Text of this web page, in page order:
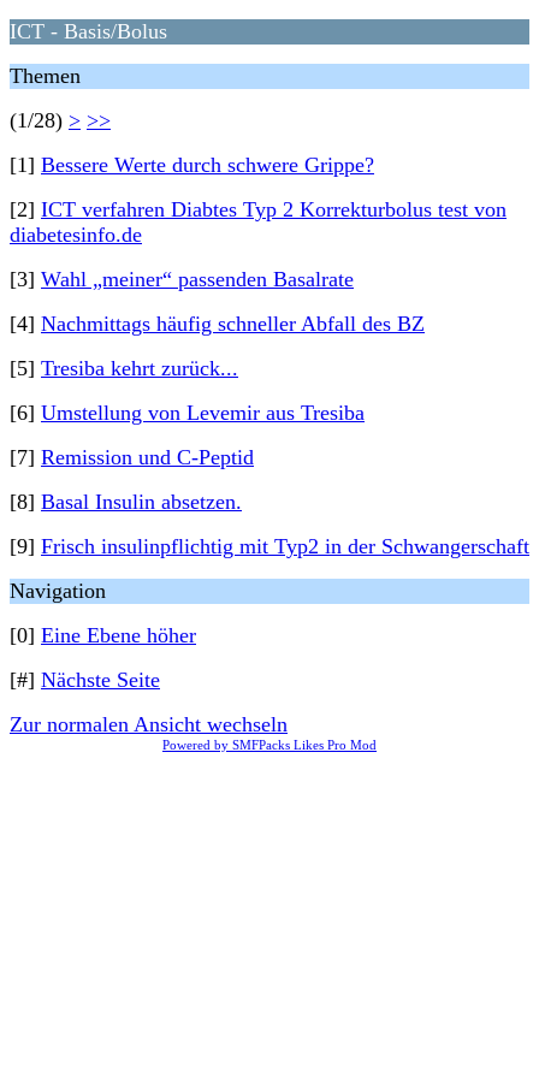
ICT - Basis/Bolus
Themen
(1/28) > >>
[1] Bessere Werte durch schwere Grippe?
[2] ICT verfahren Diabtes Typ 2 Korrekturbolus test von
diabetesinfo.de
[3] Wahl „meiner“ passenden Basalrate
[4] Nachmittags häufig schneller Abfall des BZ
[5] Tresiba kehrt zurück...
[6] Umstellung von Levemir aus Tresiba
[7] Remission und C-Peptid
[8] Basal Insulin absetzen.
[9] Frisch insulinpflichtig mit Typ2 in der Schwangerschaft
Navigation
[0] Eine Ebene höher
[#] Nächste Seite
Zur normalen Ansicht wechseln
Powered by SMFPacks Likes Pro Mod